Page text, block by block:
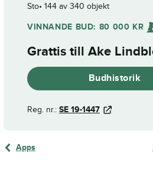
Sto 144 av 340 objekt
VINNANDE BUD: 80 000 KR
Grattis till Ake
Budhistorik
Reg. nr.: SE 19-1447
Apps